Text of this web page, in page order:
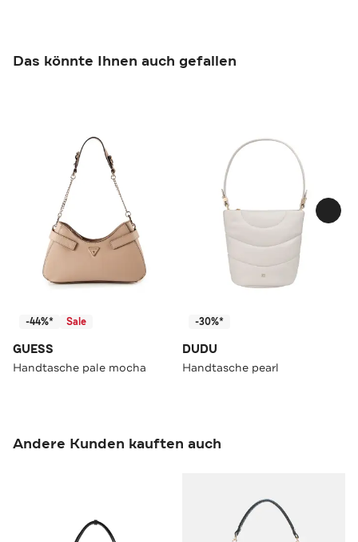
Das könnte Ihnen auch gefallen
-44%* Sale
GUESS
Handtasche pale mocha
-30%*
DUDU
Handtasche pearl
Andere Kunden kauften auch